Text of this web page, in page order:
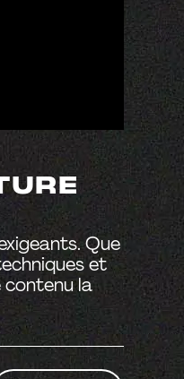
Que
et
contenu la